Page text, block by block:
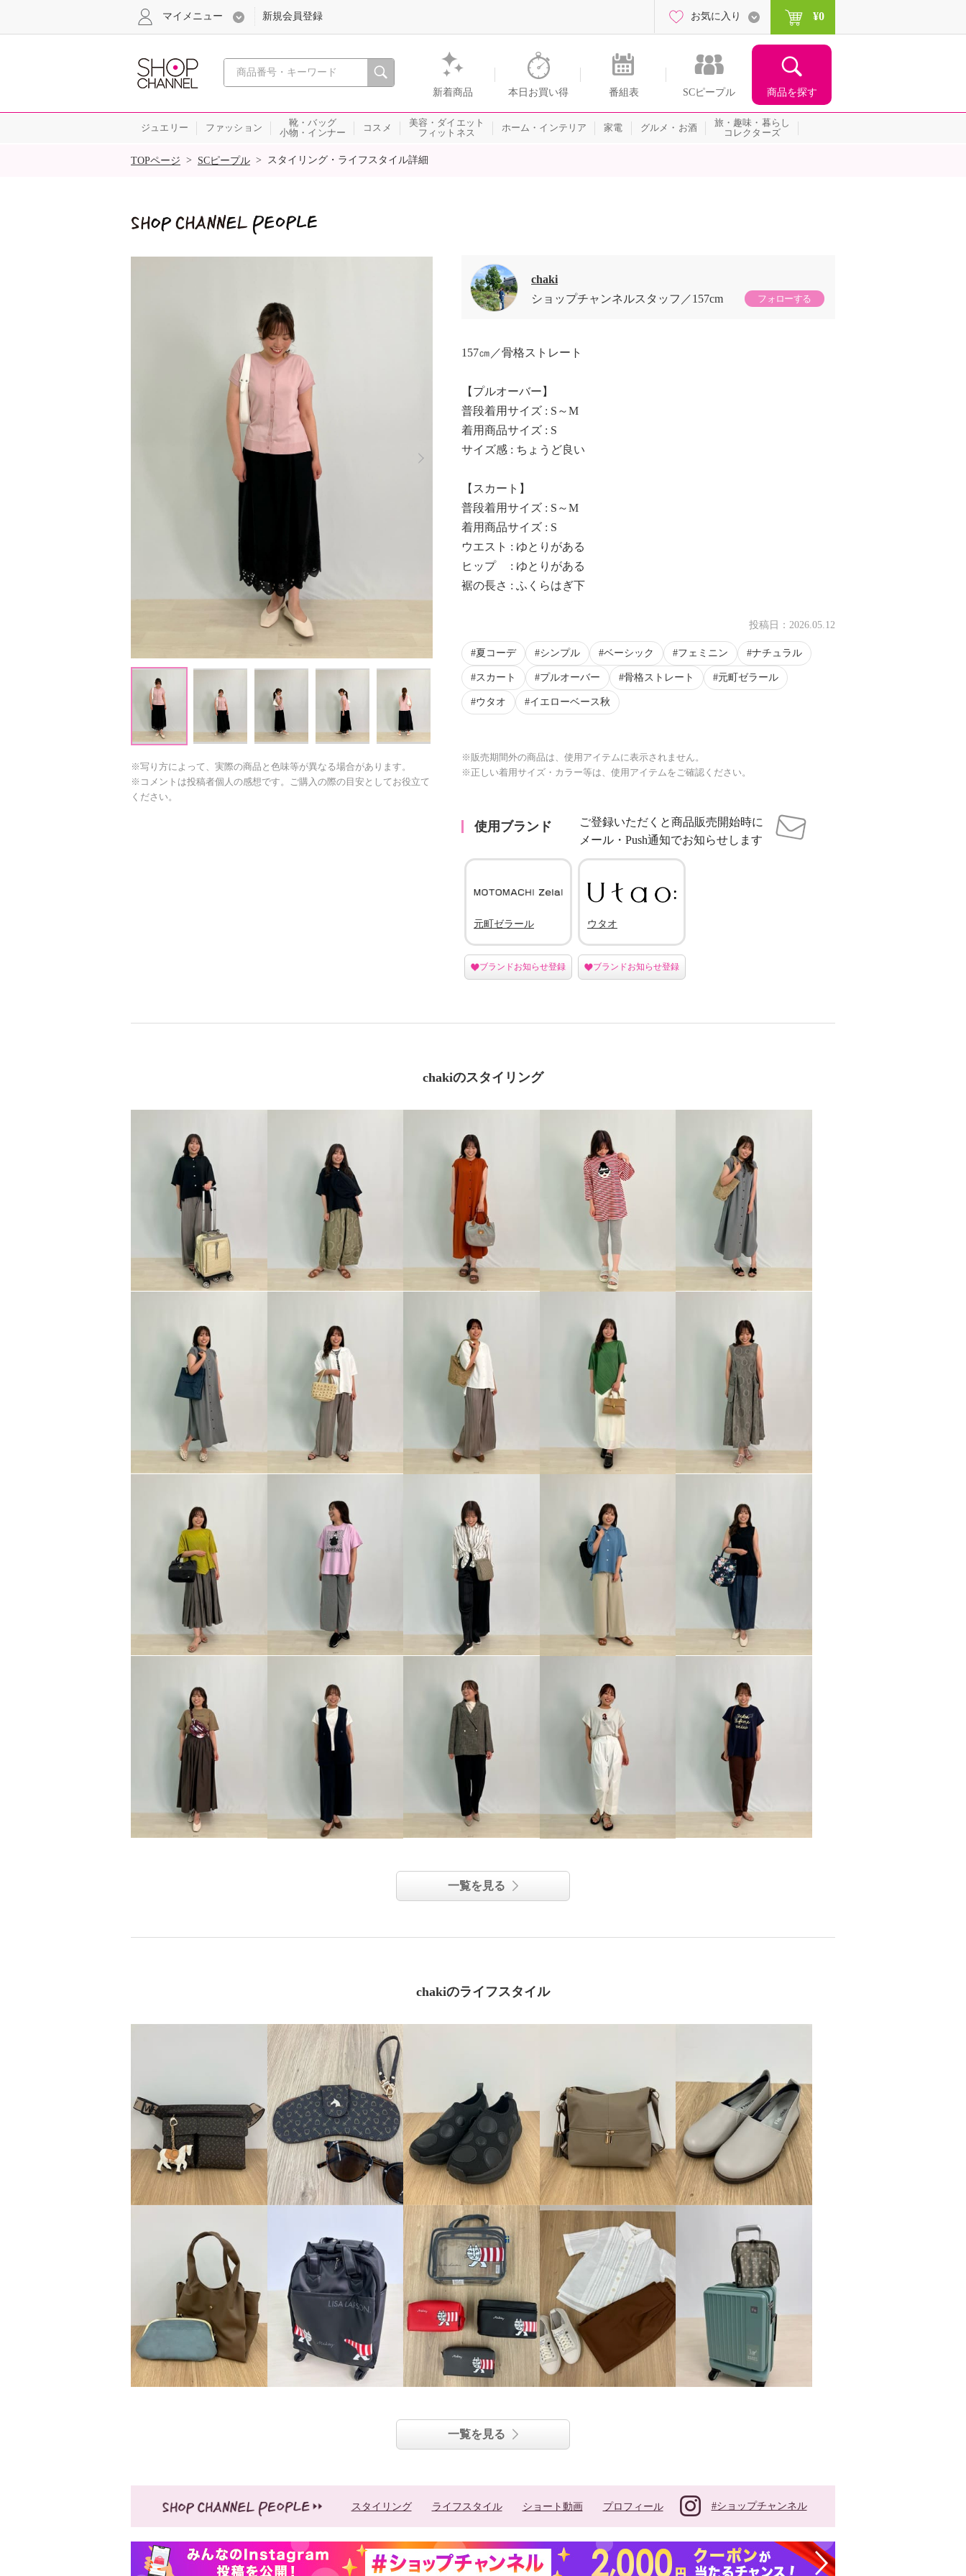
心おどる、瞬間を。通販・テレビショッピングのショップチャンネル
新着商品 本日お買い得 番組表 SCピープル 商品を探す
マイメニュー 新規会員登録 お気に入り ¥0
ジュエリー ファッション
靴・バッグ
小物・インナー
コスメ
美容・ダイエット
フィットネス
ホーム・インテリア 家電 グルメ・お酒
旅・趣味・暮らし
コレクターズ
SALE
TOPページ > SCピープル > スタイリング・ライフスタイル詳細
※写り方によって、実際の商品と色味等が異なる場合があります。
※コメントは投稿者個人の感想です。ご購入の際の目安としてお役立て
ください。
chaki
ショップチャンネルスタッフ
157cm フォローする
157㎝／骨格ストレート
【プルオーバー】
普段着用サイズ : S～M
着用商品サイズ : S
サイズ感 : ちょうど良い
【スカート】
普段着用サイズ : S～M
着用商品サイズ : S
ウエスト : ゆとりがある
ヒップ : ゆとりがある
裾の長さ : ふくらはぎ下
投稿日： 2026.05.12
夏コーデ シンプル ベーシック フェミニン ナチュラル
スカート プルオーバー 骨格ストレート 元町ゼラール
ウタオ イエローベース秋
※販売期間外の商品は、使用アイテムに表示されません。
※正しい着用サイズ・カラー等は、使用アイテムをご確認ください。
使用ブランド
ご登録いただくと商品販売開始時に
メール・Push通知でお知らせします
元町ゼラール
ブランドお知らせ登録
ウタオ
ブランドお知らせ登録
chakiのスタイリング
一覧を見る
chakiのライフスタイル
一覧を見る
スタイリング ライフスタイル ショート動画 プロフィール #ショップチャンネル